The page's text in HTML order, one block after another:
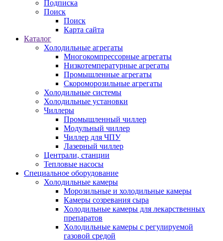
Подписка
Поиск
Поиск
Карта сайта
Каталог
Холодильные агрегаты
Многокомпрессорные агрегаты
Низкотемпературные агрегаты
Промышленные агрегаты
Скороморозильные агрегаты
Холодильные системы
Холодильные установки
Чиллеры
Промышленный чиллер
Модульный чиллер
Чиллер для ЧПУ
Лазерный чиллер
Централи, станции
Тепловые насосы
Специальное оборудование
Холодильные камеры
Морозильные и холодильные камеры
Камеры созревания сыра
Холодильные камеры для лекарственных
препаратов
Холодильные камеры с регулируемой
газовой средой